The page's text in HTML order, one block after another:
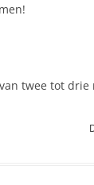
twee tot drie